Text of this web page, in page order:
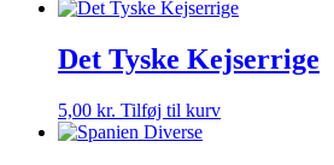
Det Tyske Kejserrige
5,00 kr. Tilføj til kurv